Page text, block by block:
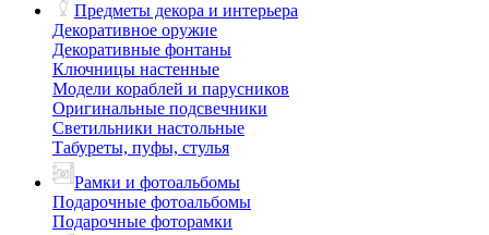
Предметы декора и интерьера
Декоративное оружие
Декоративные фонтаны
Ключницы настенные
Модели кораблей и парусников
Оригинальные подсвечники
Светильники настольные
Табуреты, пуфы, стулья
Рамки и фотоальбомы
Подарочные фотоальбомы
Подарочные фоторамки